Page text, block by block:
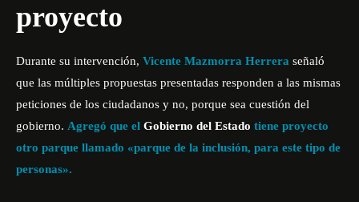
proyecto
Durante su intervención, Vicente Mazmorra Herrera señaló
que las múltiples propuestas presentadas responden a las mismas
peticiones de los ciudadanos y no, porque sea cuestión del
gobierno. Agregó que el Gobierno del Estado tiene proyecto
otro parque llamado «parque de la inclusión, para este tipo de
personas».